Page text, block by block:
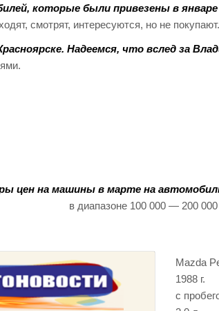
которые были привезены в
смотрят, интересуются, но не покупают.
Надеемся, что вслед за
цен на машины в марте на
в диапазоне 100 000 — 200
Mazda
1988 г.
с